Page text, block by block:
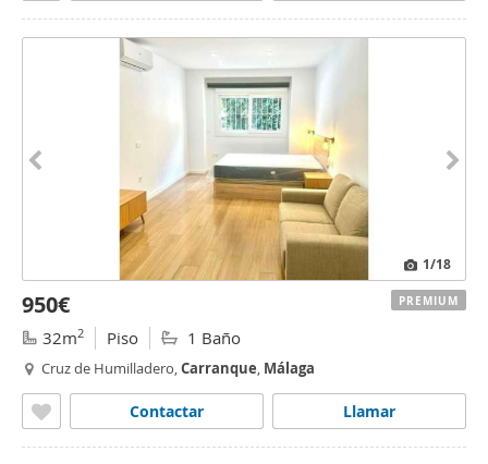
1/18
950€
32m2 Piso 1 Baño
Cruz de Humilladero,Carranque, Málaga
Llamar
Contactar
PREMIUM